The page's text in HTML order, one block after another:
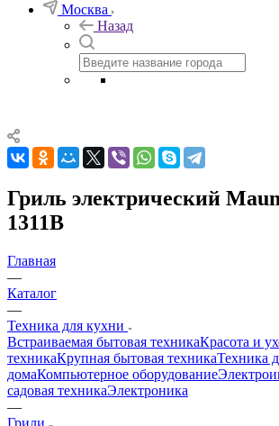
Москва
Назад
Гриль электрический
1311B
Главная
—
Каталог
—
Техника для кухни
Встраиваемая бытовая техникаКрасота и
техникаКрупная бытовая техникаТехника
домаКомпьютерное оборудование
садовая техникаЭлектроника
—
Грили